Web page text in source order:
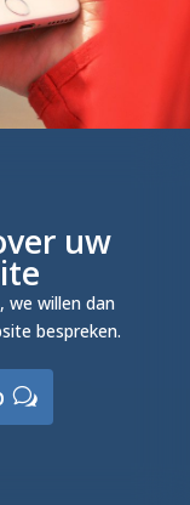
uw
we willen dan
bespreken.